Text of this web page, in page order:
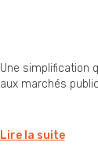
Une simplification
aux marchés
Lire la suite